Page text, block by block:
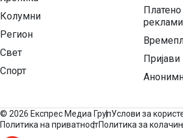
Колумни
Регион
Свет
Спорт
Пријави
© 2026 Експрес Медиа ГрупУслови за
Политика на приватностПолитика за